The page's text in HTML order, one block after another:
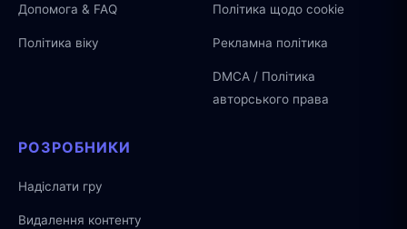
Допомога & FAQ
Політика віку
Політика щодо cookie
Рекламна політика
DMCA / Політика
авторського права
РОЗРОБНИКИ
Надіслати гру
Видалення контенту